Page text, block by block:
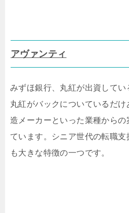
アヴァンティ
みずほ銀行、丸紅が出資してい
丸紅がバックについているだ
造メーカーといった業種からの
ています。シニア世代の転職
も大きな特徴の一つです。